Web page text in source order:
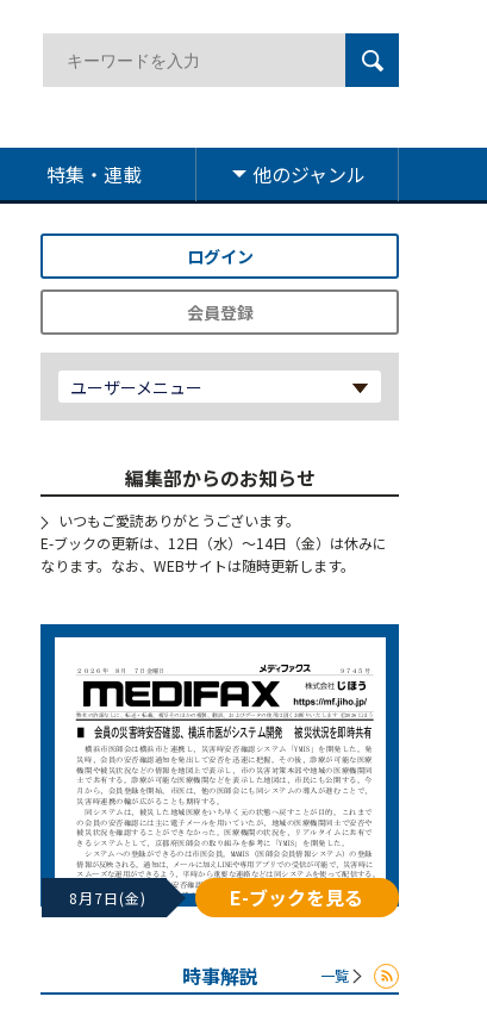
特集・連載 他のジャンル
ログイン
会員登録
ユーザーメニュー
編集部からのお知らせ
いつもご愛読ありがとうございます。
E-ブックの更新は、12日（水）～14日（金）は休みに
なります。なお、WEBサイトは随時更新します。
8月7日(金) E-ブックを見る
時事解説 一覧